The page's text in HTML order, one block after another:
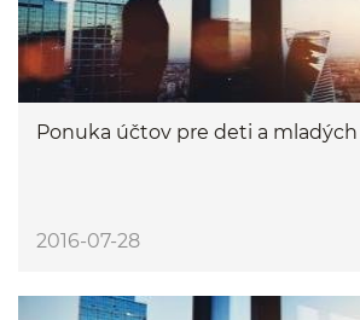
Ponuka účtov pre deti a mladých
2016-07-28